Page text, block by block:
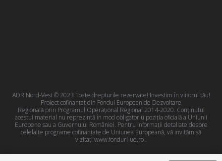
ADR Nord-Vest © 2023 Toate drepturile rezervate! Investim în viitorul tău!
Proiect cofinanțat din Fondul European de Dezvoltare
Regională prin Programul Operațional Regional 2014-2020. Conţinutul
acestui material nu reprezintă în mod obligatoriu poziţia oficială a Uniunii
Europene sau a Guvernului României. Pentru informații detaliate despre
celelalte programe cofinanțate de Uniunea Europeană, vă invităm să
vizitați www.fonduri-ue.ro .